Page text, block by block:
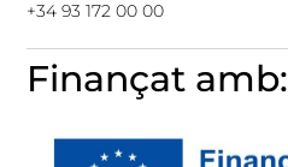
+34 93 172 00 00
Finançat amb: